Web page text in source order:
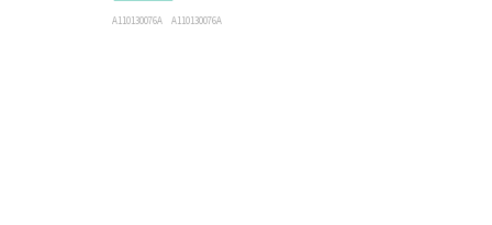
A110130076A A110130076A